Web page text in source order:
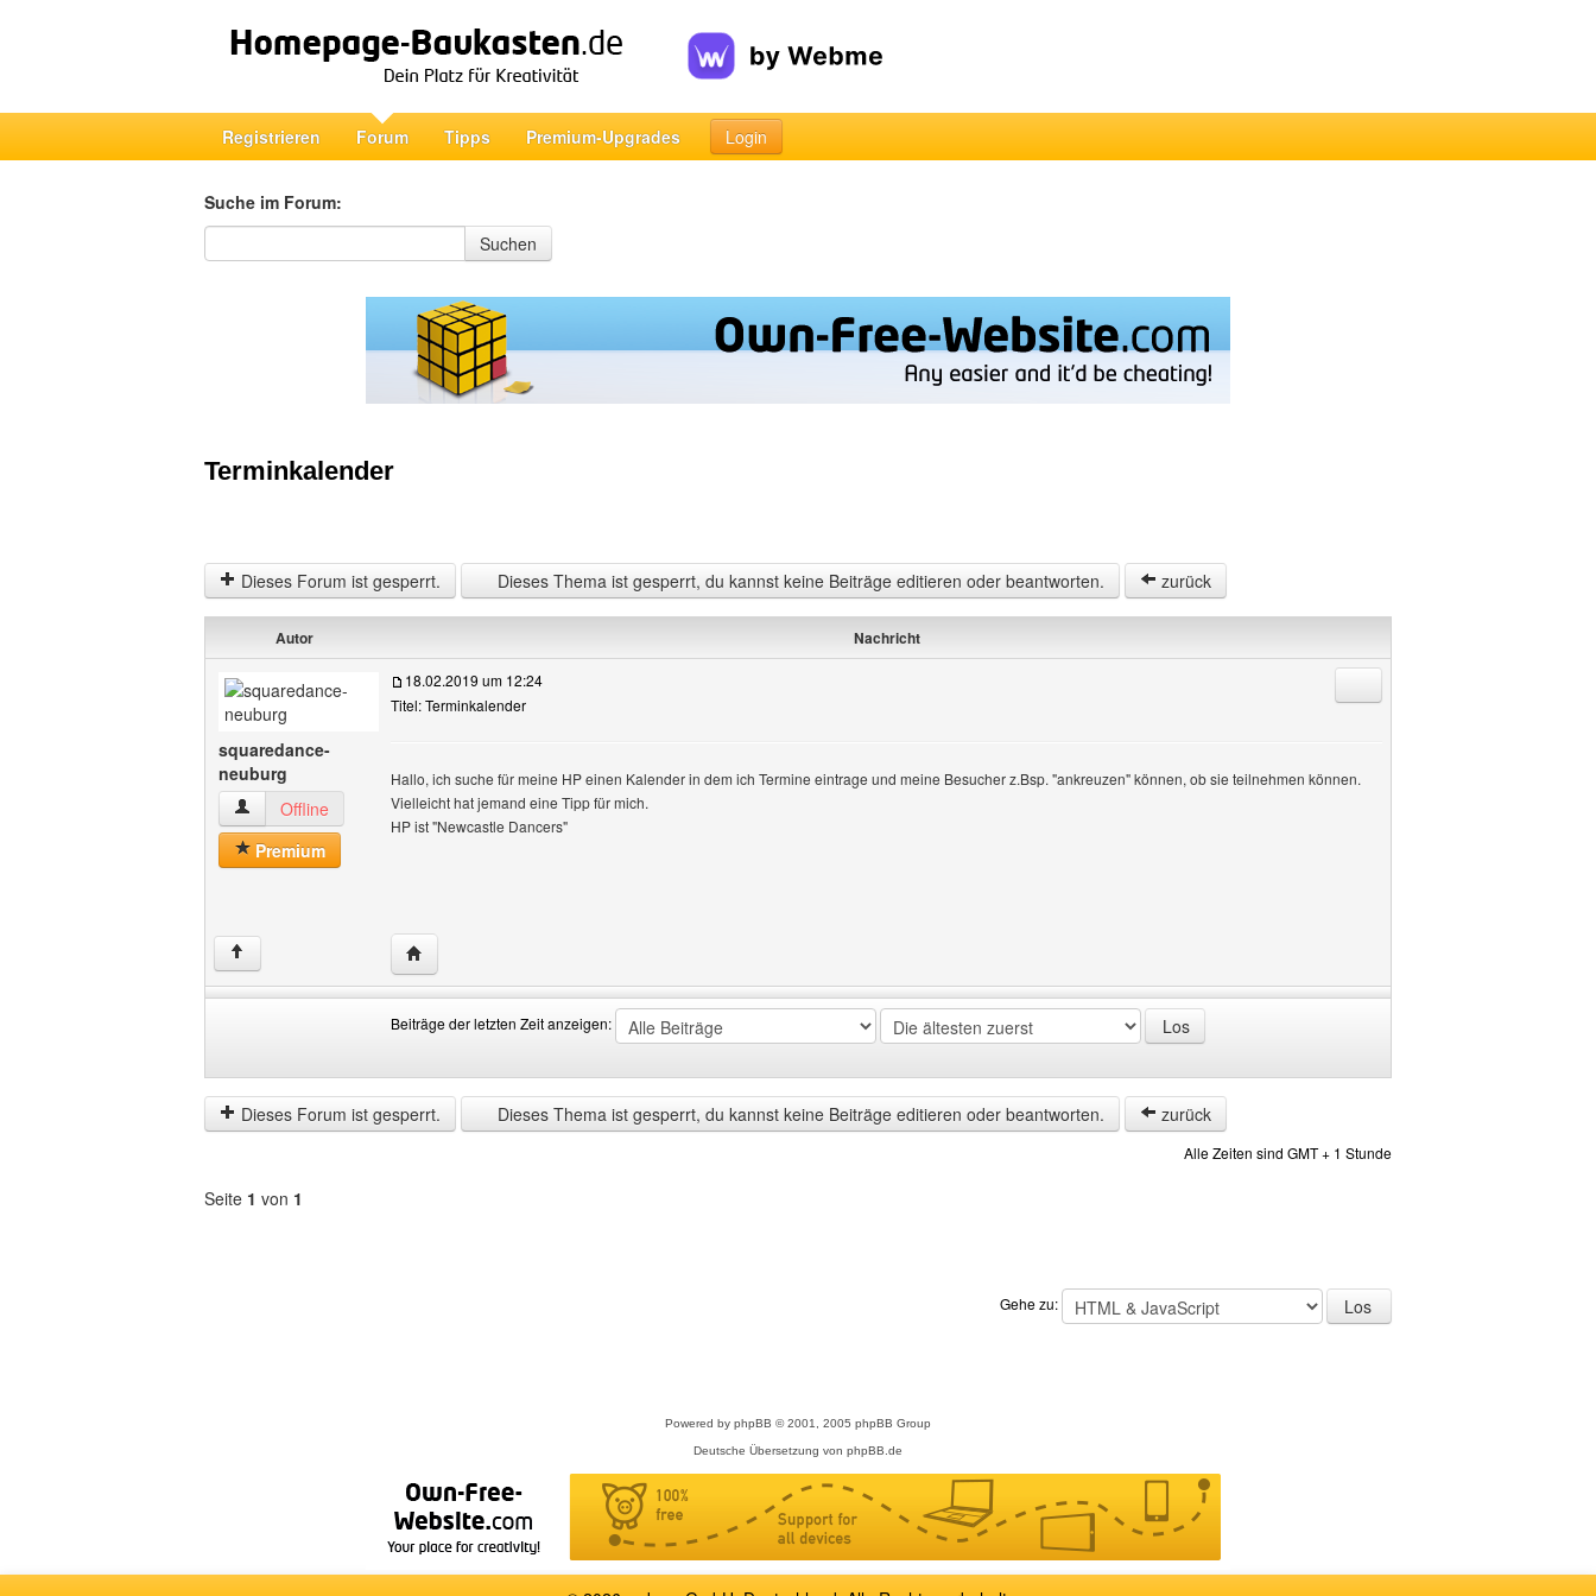
Registrieren Forum Tipps Premium-Upgrades Login
Suche im Forum:
Suche im Forum
Suchen
Terminkalender
Dieses Forum ist gesperrt. Dieses Thema ist gesperrt, du kannst keine Beiträge editieren oder beantworten. zurück
Autor Nachricht
squaredance-
neuburg
squaredance-neuburg Benutzer-Profile anzeigen
Offline
Premium
18.02.2019 um 12:24
Titel: Terminkalender
Hallo, ich suche für meine HP einen Kalender in dem ich Termine eintrage und meine Besucher z.Bsp. "ankreuzen" können, ob sie teilnehmen können.
Vielleicht hat jemand eine Tipp für mich.
HP ist "Newcastle Dancers"
↑ Website dieses Benutzers besuchen: squaredance-neuburg
Beiträge der letzten Zeit anzeigen:
der
letzten
Zeit
by
Dieses Forum ist gesperrt.
Dieses Thema ist gesperrt, du kannst keine Beiträge editieren oder beantworten. zurück
Alle Zeiten sind GMT + 1 Stunde
Seite 1 von 1
Gehe zu:
Powered by phpBB © 2001, 2005 phpBB Group
Deutsche Übersetzung von phpBB.de